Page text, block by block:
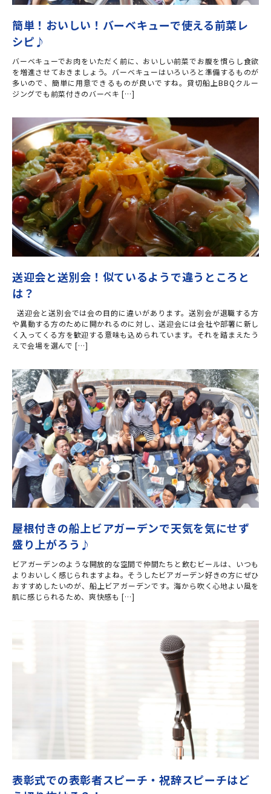
簡単！おいしい！バーベキューで使える前菜レ
シピ♪
バーベキューでお肉をいただく前に、おいしい前菜でお腹を慣らし食欲
を増進させておきましょう。バーベキューはいろいろと準備するものが
多いので、簡単に用意できるものが良いですね。貸切船上BBQクルー
ジングでも前菜付きのバーベキ […]
送迎会と送別会！似ているようで違うところと
は？
送迎会と送別会では会の目的に違いがあります。送別会が退職する方
や異動する方のために開かれるのに対し、送迎会には会社や部署に新し
く入ってくる方を歓迎する意味も込められています。それを踏まえたう
えで会場を選んで […]
屋根付きの船上ビアガーデンで天気を気にせず
盛り上がろう♪
ビアガーデンのような開放的な空間で仲間たちと飲むビールは、いつも
よりおいしく感じられますよね。そうしたビアガーデン好きの方にぜひ
おすすめしたいのが、船上ビアガーデンです。海から吹く心地よい風を
肌に感じられるため、爽快感も […]
表彰式での表彰者スピーチ・祝辞スピーチはど